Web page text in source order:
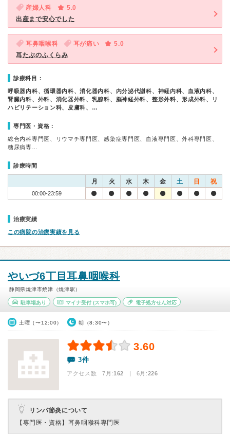
産婦人科
5.0
出産まで安心でした
耳鼻咽喉科 耳が痛い
5.0
耳たぶのふくらみ
診療科目：
呼吸器内科、循環器内科、消化器内科、内分泌代謝科、神経内科、血液内科、
腎臓内科、外科、消化器外科、乳腺科、脳神経外科、整形外科、形成外科、リ
ハビリテーション科、皮膚科、…
専門医・資格：
総合内科専門医、リウマチ専門医、感染症専門医、血液専門医、外科専門医、
糖尿病専…
診療時間
月 火 水 木 金 土 日 祝
00:00-23:59
治療実績
この病院の治療実績を見る
やいづ6丁目耳鼻咽喉科
静岡県焼津市焼津（焼津駅）
駐車場あり マイナ受付(スマホ可) 電子処方せん対応
土曜（〜12:00） 朝（8:30〜）
3.60
3件
アクセス数 7月:162 | 6月:226
リンパ節炎について
【専門医・資格】 耳鼻咽喉科専門医